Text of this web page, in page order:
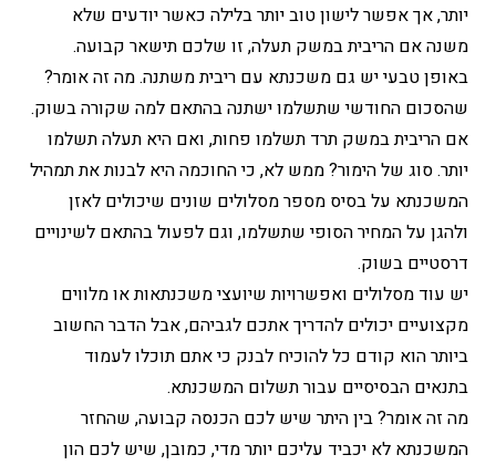
יותר, אך אפשר לישון טוב יותר בלילה כאשר יודעים שלא
משנה אם הריבית במשק תעלה, זו שלכם תישאר קבועה.
באופן טבעי יש גם משכנתא עם ריבית משתנה. מה זה אומר?
שהסכום החודשי שתשלמו ישתנה בהתאם למה שקורה בשוק.
אם הריבית במשק תרד תשלמו פחות, ואם היא תעלה תשלמו
יותר. סוג של הימור? ממש לא, כי החוכמה היא לבנות את תמהיל
המשכנתא על בסיס מספר מסלולים שונים שיכולים לאזן
ולהגן על המחיר הסופי שתשלמו, וגם לפעול בהתאם לשינויים
דרסטיים בשוק.
יש עוד מסלולים ואפשרויות שיועצי משכנתאות או מלווים
מקצועיים יכולים להדריך אתכם לגביהם, אבל הדבר החשוב
ביותר הוא קודם כל להוכיח לבנק כי אתם תוכלו לעמוד
בתנאים הבסיסיים עבור תשלום המשכנתא.
מה זה אומר? בין היתר שיש לכם הכנסה קבועה, שהחזר
המשכנתא לא יכביד עליכם יותר מדי, כמובן, שיש לכם הון